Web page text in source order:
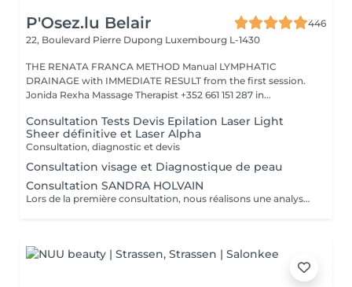
P'Osez.lu Belair
446
22, Boulevard Pierre Dupong Luxembourg L-1430
THE RENATA FRANCA METHOD Manual LYMPHATIC
DRAINAGE with IMMEDIATE RESULT from the first session.
Jonida Rexha Massage Therapist +352 661 151 287 in...
Consultation Tests Devis Epilation Laser Light
Sheer définitive et Laser Alpha
Consultation, diagnostic et devis
Consultation visage et Diagnostique de peau
Consultation SANDRA HOLVAIN
Lors de la première consultation, nous réalisons une analyse personnalisée de votre peau et de votre routine cosmétique. Nous définissons ensuite un plan de traitement sur mesure, adapté à vos besoins et à vos objectifs.